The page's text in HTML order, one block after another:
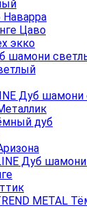
Цаво
экко
шамони
Дуб шамони
дуб
Дуб
METAL